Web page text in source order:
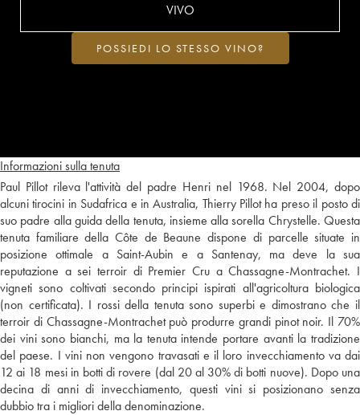
Informazioni sulla tenuta
Paul Pillot rileva l'attività del padre Henri nel 1968. Nel 2004, dopo
alcuni tirocini in Sudafrica e in Australia, Thierry Pillot ha preso il posto di
suo padre alla guida della tenuta, insieme alla sorella Chrystelle. Questa
tenuta familiare della Côte de Beaune dispone di parcelle situate in
posizione ottimale a Saint-Aubin e a Santenay, ma deve la sua
reputazione a sei terroir di Premier Cru a Chassagne-Montrachet. I
vigneti sono coltivati secondo principi ispirati all'agricoltura biologica
(non certificata). I rossi della tenuta sono superbi e dimostrano che il
terroir di Chassagne-Montrachet può produrre grandi pinot noir. Il 70%
dei vini sono bianchi, ma la tenuta intende portare avanti la tradizione
del paese. I vini non vengono travasati e il loro invecchiamento va dai
12 ai 18 mesi in botti di rovere (dal 20 al 30% di botti nuove). Dopo una
decina di anni di invecchiamento, questi vini si posizionano senza
dubbio tra i migliori della denominazione.
VIVO
POSSIEDI LO STESSO VINO?